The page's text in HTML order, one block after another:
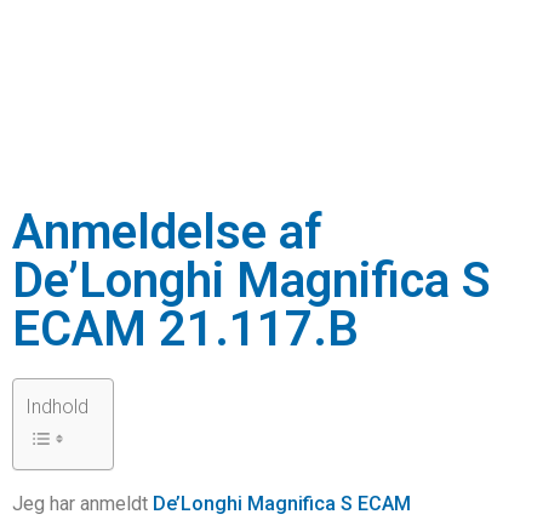
Anmeldelse af
De’Longhi Magnifica S
ECAM 21.117.B
Indhold
Jeg har anmeldt De’Longhi Magnifica S ECAM